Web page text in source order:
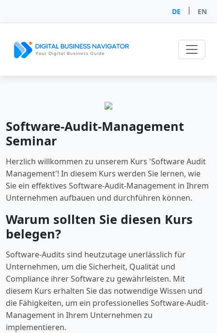
DE | EN
Software-Audit-Management
Seminar
Herzlich willkommen zu unserem Kurs 'Software Audit
Management'! In diesem Kurs werden Sie lernen, wie
Sie ein effektives Software-Audit-Management in Ihrem
Unternehmen aufbauen und durchführen können.
Warum sollten Sie diesen Kurs
belegen?
Software-Audits sind heutzutage unerlässlich für
Unternehmen, um die Sicherheit, Qualität und
Compliance ihrer Software zu gewährleisten. Mit
diesem Kurs erhalten Sie das notwendige Wissen und
die Fähigkeiten, um ein professionelles Software-Audit-
Management in Ihrem Unternehmen zu
implementieren.